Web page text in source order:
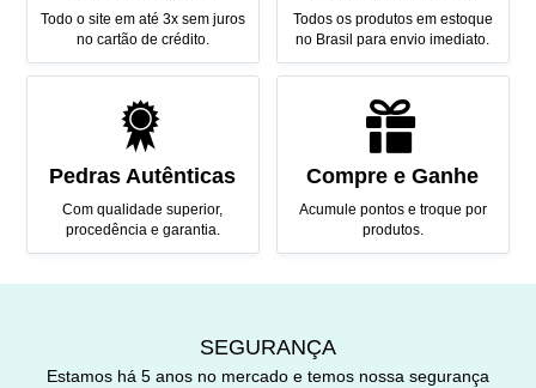
Todo o site em até 3x sem juros
no cartão de crédito.
Todos os produtos em estoque
no Brasil para envio imediato.
Pedras Autênticas
Com qualidade superior,
procedência e garantia.
Compre e Ganhe
Acumule pontos e troque por
produtos.
SEGURANÇA
Estamos há 5 anos no mercado e temos nossa segurança